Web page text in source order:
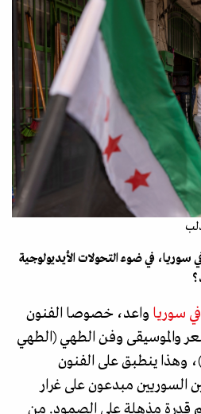
في ضوء التحولات الأيديولوجية
سوريا واعد، خصوصا الفنون
والموسيقى وفن الطهي (الطهي
وهذا ينطبق على الفنون
السوريين مبدعون على غرار
قدرة مذهلة على الصمود. من